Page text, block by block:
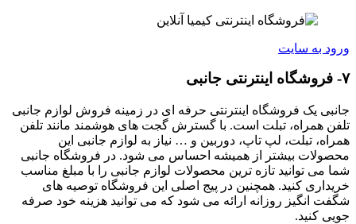
ورود به سایت
۷- فروشگاه اینترنتی جانبی
جانبی یک فروشگاه اینترنتی حرفه ای در زمینه فروش لوازم جانبی
تلفن همراه، تبلت است. با گسترش گجت های هوشمند مانند تلفن
همراه، تبلت، لپ تاپ، دوربین و … نیاز به لوازم جانبی این
محصولات بیشتر از همیشه احساس می شود. در فروشگاه جانبی
شما می توانید تازه ترین محصولات لوازم جانبی را با مبلغ مناسب
خریداری کنید. همچنین در پیج اصلی این فروشگاه توصیه های
شگفت انگیز روزانه ارائه می شود که می توانید هزینه خود صرفه
جویی کنید.